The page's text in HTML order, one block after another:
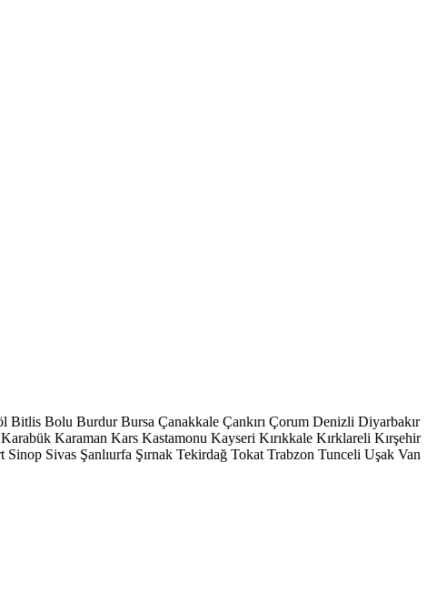
Bitlis Bolu Burdur Bursa Çanakkale Çankırı Çorum Denizli Diyarbakır
Karabük Karaman Kars Kastamonu Kayseri Kırıkkale Kırklareli Kırşehir
Sinop Sivas Şanlıurfa Şırnak Tekirdağ Tokat Trabzon Tunceli Uşak Van